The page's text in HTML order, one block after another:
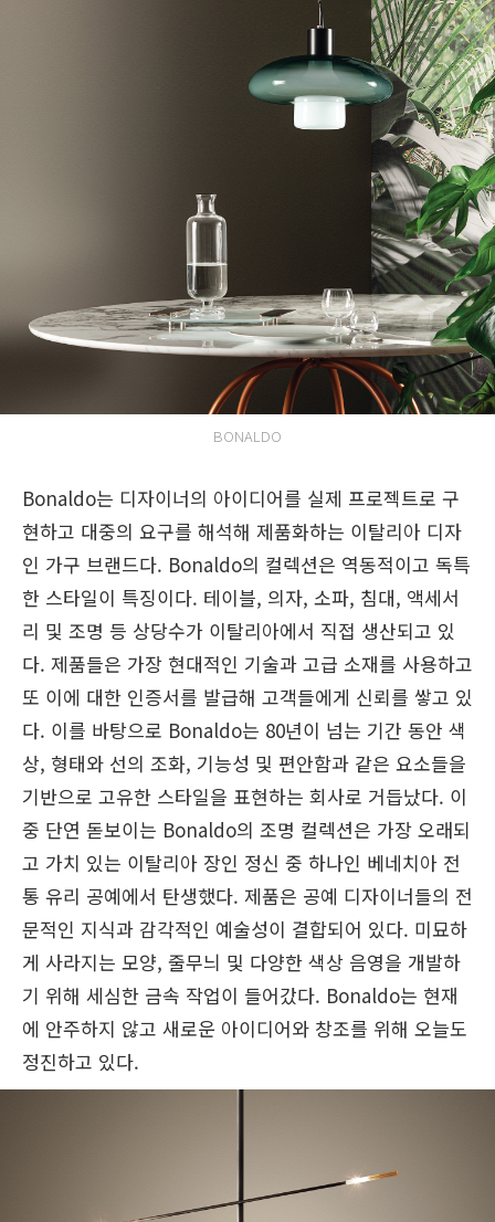
BONALDO
Bonaldo는 디자이너의 아이디어를 실제 프로젝트로 구
현하고 대중의 요구를 해석해 제품화하는 이탈리아 디자
인 가구 브랜드다. Bonaldo의 컬렉션은 역동적이고 독특
한 스타일이 특징이다. 테이블, 의자, 소파, 침대, 액세서
리 및 조명 등 상당수가 이탈리아에서 직접 생산되고 있
다. 제품들은 가장 현대적인 기술과 고급 소재를 사용하고
또 이에 대한 인증서를 발급해 고객들에게 신뢰를 쌓고 있
다. 이를 바탕으로 Bonaldo는 80년이 넘는 기간 동안 색
상, 형태와 선의 조화, 기능성 및 편안함과 같은 요소들을
기반으로 고유한 스타일을 표현하는 회사로 거듭났다. 이
중 단연 돋보이는 Bonaldo의 조명 컬렉션은 가장 오래되
고 가치 있는 이탈리아 장인 정신 중 하나인 베네치아 전
통 유리 공예에서 탄생했다. 제품은 공예 디자이너들의 전
문적인 지식과 감각적인 예술성이 결합되어 있다. 미묘하
게 사라지는 모양, 줄무늬 및 다양한 색상 음영을 개발하
기 위해 세심한 금속 작업이 들어갔다. Bonaldo는 현재
에 안주하지 않고 새로운 아이디어와 창조를 위해 오늘도
정진하고 있다.